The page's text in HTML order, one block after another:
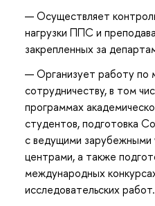
Осуществляет
нагрузки ППС и
закрепленных за
Организует работу
сотрудничеству, в том
программах
студентов, подготовка
с ведущими зарубежными
центрами, а также
международных
исследовательских работ.